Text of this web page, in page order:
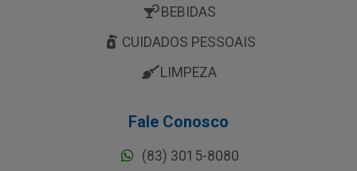
BEBIDAS
CUIDADOS PESSOAIS
LIMPEZA
Fale Conosco
(83) 3015-8080